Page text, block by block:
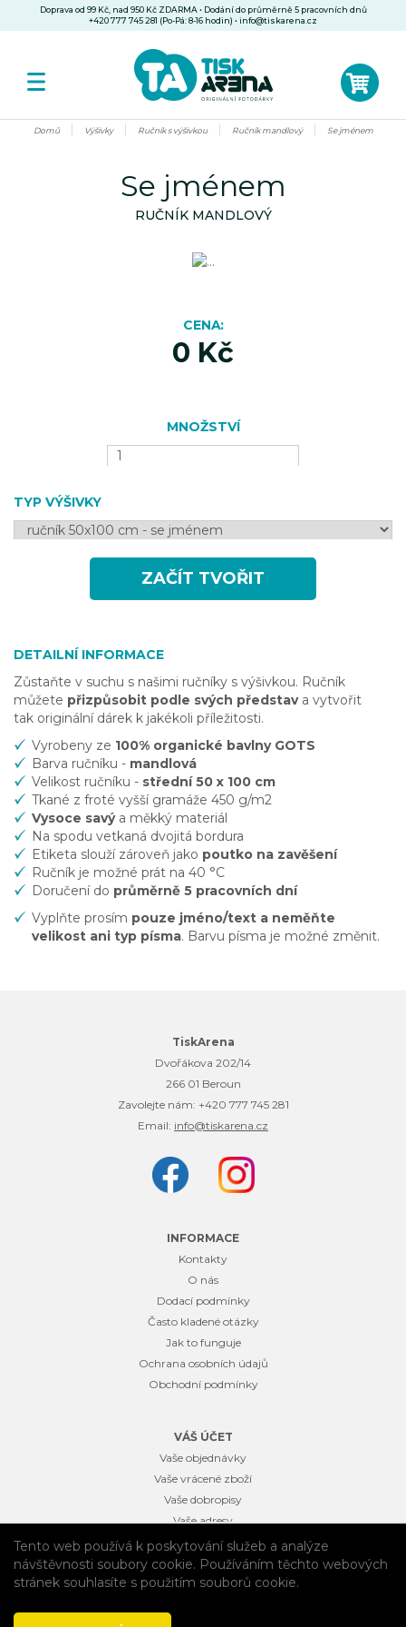
Tento web používá k poskytování služeb a analýze
návštěvnosti soubory cookie. Používáním těchto webových
stránek souhlasíte s použitím souborů cookie.
Doprava od 99 Kč, nad 950 Kč ZDARMA • Dodání do průměrně 5 pracovních dnů
+420 777 745 281 (Po-Pá: 8-16 hodin) •info@tiskarena.cz
Domů Výšivky Ručník s výšivkou Ručník mandlový Se jménem
Se jménem
RUČNÍK MANDLOVÝ
DETAILNÍ INFORMACE
Zůstaňte v suchu s našimi ručníky s výšivkou. Ručník
můžete přizpůsobit podle svých představa vytvořit
tak originální dárek k jakékoli příležitosti.
Vyrobeny ze 100% organické bavlny GOTS
Barva ručníku - mandlová
Velikost ručníku - střední 50 x 100 cm
Tkané z froté vyšší gramáže 450 g/m2
Vysoce savýa měkký materiál
Na spodu vetkaná dvojitá bordura
Etiketa slouží zároveň jako poutko na zavěšení
Ručník je možné prát na 40 °C
Doručení do průměrně 5 pracovních dní
Vyplňte prosím pouze jméno/text a neměňte
velikost ani typ písma. Barvu písma je možné změnit.
CENA
0 Kč
MNOŽSTVÍ
TYP VÝŠIVKY
ZAČÍT TVOŘIT
TiskArena
Dvořákova 202/14
266 01 Beroun
Zavolejte nám: +420 777 745 281
Email: info@tiskarena.cz
INFORMACE
Kontakty
O nás
Dodací podmínky
Často kladené otázky
Jak to funguje
Ochrana osobních údajů
Obchodní podmínky
VÁŠ ÚČET
Vaše objednávky
Vaše vrácené zboží
Vaše dobropisy
Vaše adresy
Osobní údaje
Vaše slevové kupóny